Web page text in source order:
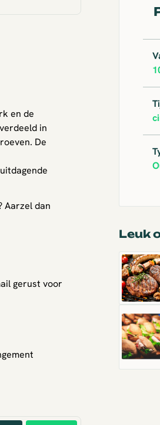
en de
in
De
Aarzel dan
gerust voor
Leuk